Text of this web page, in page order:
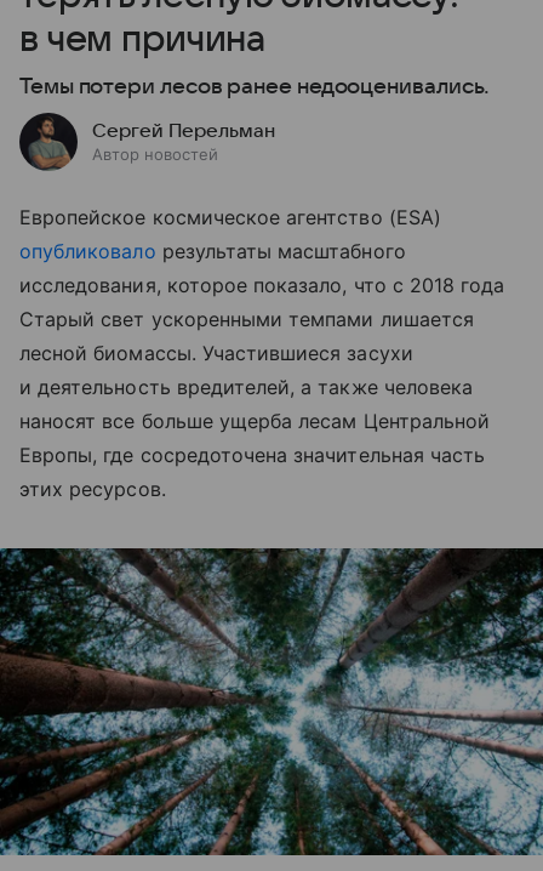
в чем причина
Темы потери лесов ранее недооценивались.
Сергей Перельман
Автор новостей
Европейское космическое агентство (ESA)
опубликовало результаты масштабного
исследования, которое показало, что с 2018 года
Старый свет ускоренными темпами лишается
лесной биомассы. Участившиеся засухи
и деятельность вредителей, а также человека
наносят все больше ущерба лесам Центральной
Европы, где сосредоточена значительная часть
этих ресурсов.